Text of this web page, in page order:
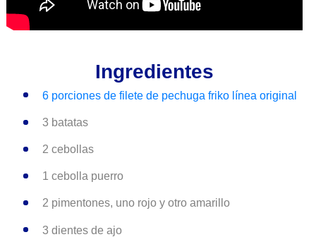
Ingredientes
6 porciones de filete de pechuga friko línea original
3 batatas
2 cebollas
1 cebolla puerro
2 pimentones, uno rojo y otro amarillo
3 dientes de ajo